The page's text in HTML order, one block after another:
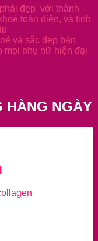
đẹp, với thành
toàn diện, và tinh
và sắc đẹp bản
mọi phụ nữ hiện đại.
HÀNG NGÀY